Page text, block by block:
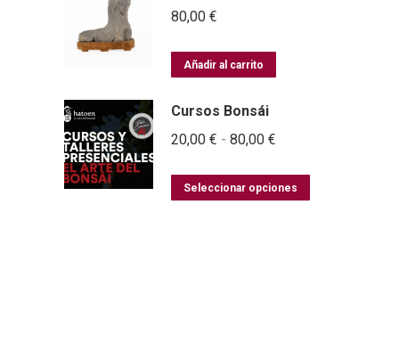
80,00 €
Añadir al carrito
Cursos Bonsái
20,00 € - 80,00 €
precios:
Seleccionar opciones
producto